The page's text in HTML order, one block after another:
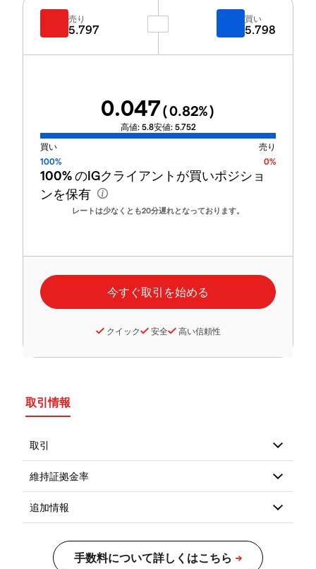
売り
5.797
買い
5.798
0.047(0.82%)
高値: 5.8安値: 5.752
買い
売り
100%
0%
100%のIGクライアントが買いポジショ
ンを保有
レートは少なくとも20分遅れとなっております。
クイック 安全 高い信頼性
取引情報